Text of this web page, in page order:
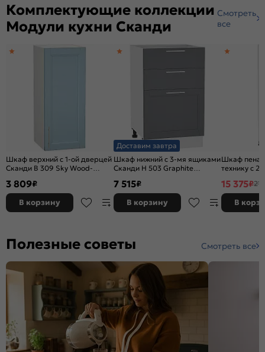
Комплектующие коллекции
Модули кухни Сканди
Смотреть
все
Шкаф верхний с 1-ой дверцей
Сканди В 309 Sky Wood-
3 809₽
В корзину
Доставим завтра
Шкаф нижний с 3-мя ящиками
Сканди Н 503 Graphite
7 515₽
В корзину
Шкаф
технику с
шкафов
Softwood-
15 375₽21
В
Полезные советы Смотреть все